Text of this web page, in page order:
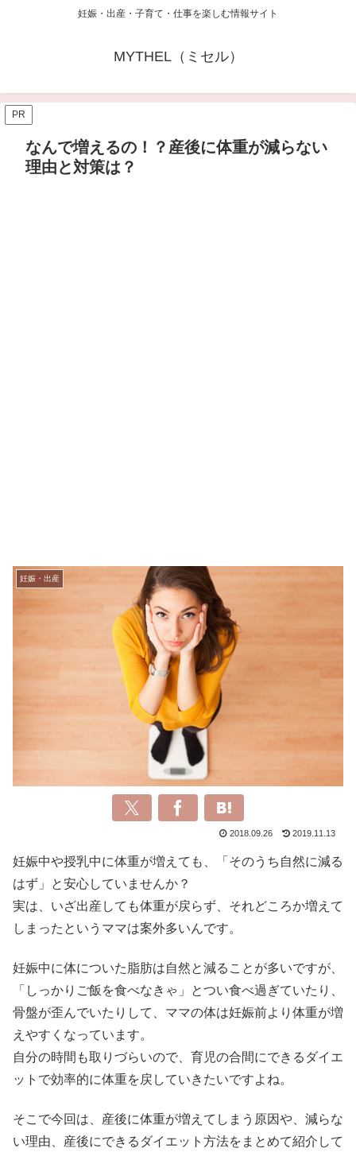
妊娠・出産・子育て・仕事を楽しむ情報サイト
MYTHEL（ミセル）
PR
なんで増えるの！？産後に体重が減らない
理由と対策は？
妊娠・出産
2018.09.26 2019.11.13
妊娠中や授乳中に体重が増えても、「そのうち自然に減る
はず」と安心していませんか？
実は、いざ出産しても体重が戻らず、それどころか増えて
しまったというママは案外多いんです。
妊娠中に体についた脂肪は自然と減ることが多いですが、
「しっかりご飯を食べなきゃ」とつい食べ過ぎていたり、
骨盤が歪んでいたりして、ママの体は妊娠前より体重が増
えやすくなっています。
自分の時間も取りづらいので、育児の合間にできるダイエ
ットで効率的に体重を戻していきたいですよね。
そこで今回は、産後に体重が増えてしまう原因や、減らな
い理由、産後にできるダイエット方法をまとめて紹介して